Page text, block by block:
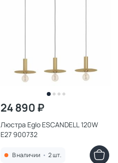
24 890 ₽
Люстра Eglo ESCANDELL 120W
E27 900732
В наличии • 2 шт.